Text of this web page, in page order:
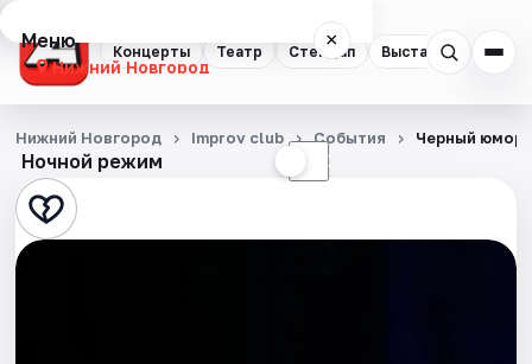
Концерты Театр Стендап Выставки
Меню ×
Нижний Новгород
Концерты
Театр
Стендап
Ночной режим ☾
Нижний Новгород Improv club События Черный юмор